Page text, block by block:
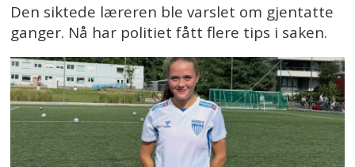
Den siktede læreren ble varslet om gjentatte
ganger. Nå har politiet fått flere tips i saken.